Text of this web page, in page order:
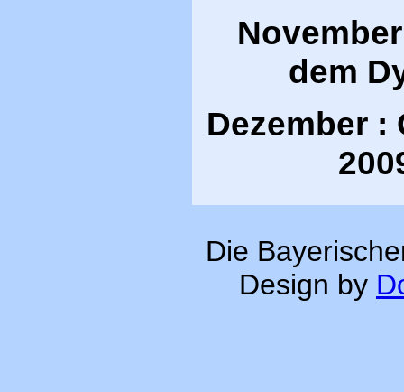
dem
Dezember :
Die
Design by